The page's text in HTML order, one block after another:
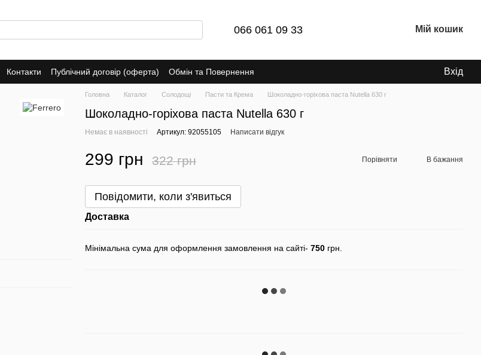
066 061 09 33 Мій кошик
Контакти Публічний договір (оферта) Обмін та Повернення Вхід
Головна Каталог Солодощі Пасти та Крема Шоколадно-горіхова паста Nutella 630 г
Шоколадно-горіхова паста Nutella 630 г
Немає в наявності Артикул: 92055105 Написати відгук
299 грн 322 грн Порівняти В бажання
Повідомити, коли з'явиться
Доставка
Мінімальна сума для оформлення замовлення на сайті- 750 грн.